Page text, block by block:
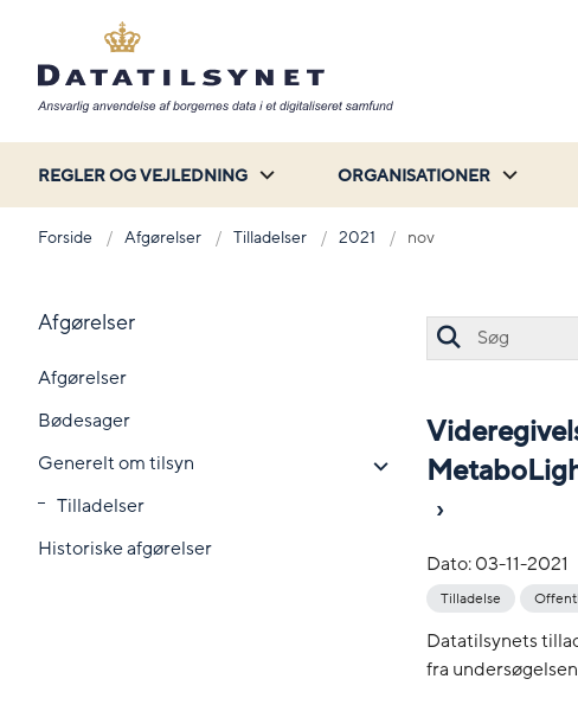
REGLER OG VEJLEDNING ORGANISATIONER
Forside Afgørelser Tilladelser 2021 nov
Afgørelser
Afgørelser
Bødesager
Generelt om tilsyn
Tilladelser
Historiske afgørelser
Dato:03-11-2021
Tilladelse
Datatilsynets
fra